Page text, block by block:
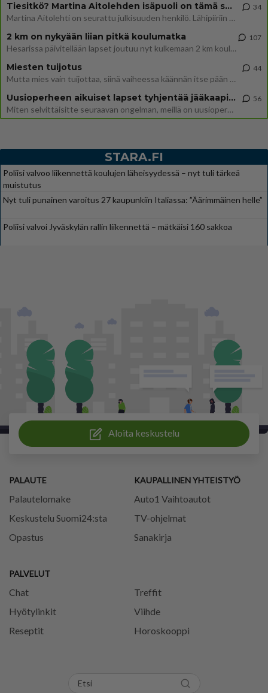
Tiesitkö? Martina Aitolehden isäpuoli on tämä suosittu laulaja
Martina Aitolehti on seurattu julkisuuden henkilö. Lähipiiriin mahtuu muitakin tunnettuja henkilöitä. Tiesitkö, että Ma
34
2 km on nykyään liian pitkä koulumatka
Hesarissa päivitellään lapset joutuu nyt kulkemaan 2 km kouluun jösses. Ruostefillarilla tuo matka menee vaikka miten äk
107
Miesten tuijotus
Mutta mies vain tuijottaa, siinä vaiheessa käännän itse pään pois. Mikä juttu? Yleensä jos joku tuijottaa tai katsoo, hä
44
Uusioperheen aikuiset lapset tyhjentää jääkaapin käydessään
Miten selvittäisitte seuraavan ongelman, meillä on uusioperhe, minulla teini-ikäiset lapset ja puolisolla aikuiset, jotk
56
STARA.FI
Poliisi valvoo liikennettä koulujen läheisyydessä – nyt tuli tärkeä
muistutus
Nyt tuli punainen varoitus 27 kaupunkiin Italiassa: ”Äärimmäinen helle”
Poliisi valvoi Jyväskylän rallin liikennettä – mätkäisi 160 sakkoa
Aloita keskustelu
PALAUTE
Palautelomake
Keskustelu Suomi24:sta
Opastus
PALVELUT
Chat
Treffit
Hyötylinkit
Viihde
Reseptit
Horoskooppi
KAUPALLINEN YHTEISTYÖ
Auto1 Vaihtoautot
TV-ohjelmat
Sanakirja